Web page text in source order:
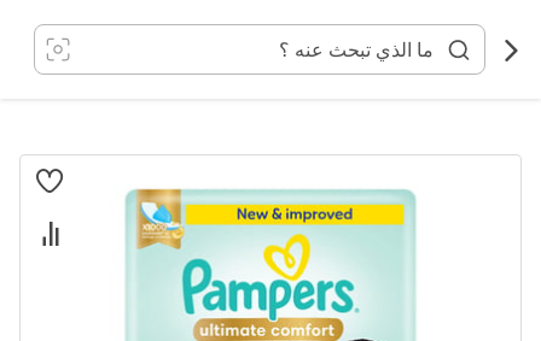
المحتوى
انتقل